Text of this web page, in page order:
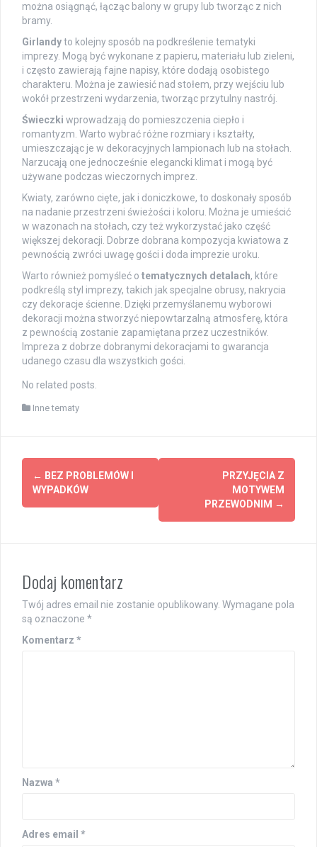
można osiągnąć, łącząc balony w grupy lub tworząc z nich
bramy.
Girlandyto kolejny sposób na podkreślenie tematyki
imprezy. Mogą być wykonane z papieru, materiału lub zieleni,
i często zawierają fajne napisy, które dodają osobistego
charakteru. Można je zawiesić nad stołem, przy wejściu lub
wokół przestrzeni wydarzenia, tworząc przytulny nastrój.
Świeczki wprowadzają do pomieszczenia ciepło i
romantyzm. Warto wybrać różne rozmiary i kształty,
umieszczając je w dekoracyjnych lampionach lub na stołach.
Narzucają one jednocześnie elegancki klimat i mogą być
używane podczas wieczornych imprez.
Kwiaty, zarówno cięte, jak i doniczkowe, to doskonały sposób
na nadanie przestrzeni świeżości i koloru. Można je umieścić
w wazonach na stołach, czy też wykorzystać jako część
większej dekoracji. Dobrze dobrana kompozycja kwiatowa z
pewnością zwróci uwagę gości i doda imprezie uroku.
Warto również pomyśleć o tematycznych detalach, które
podkreślą styl imprezy, takich jak specjalne obrusy, nakrycia
czy dekoracje ścienne. Dzięki przemyślanemu wyborowi
dekoracji można stworzyć niepowtarzalną atmosferę, która
z pewnością zostanie zapamiętana przez uczestników.
Impreza z dobrze dobranymi dekoracjami to gwarancja
udanego czasu dla wszystkich gości.
No related posts.
Inne tematy
Post
navigation
← BEZ PROBLEMÓW I
WYPADKÓW
PRZYJĘCIA Z
MOTYWEM
PRZEWODNIM →
Dodaj komentarz
Twój adres email nie zostanie opublikowany. Wymagane pola
są oznaczone *
Komentarz *
Nazwa *
Adres email *